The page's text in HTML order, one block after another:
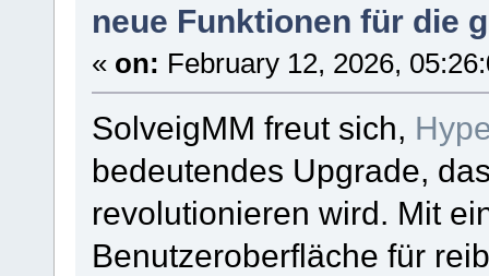
neue Funktionen für die
« on: February 12, 2026,
SolveigMM freut sich,
bedeutendes Upgrade,
revolutionieren wird. Mit
Benutzeroberfläche für